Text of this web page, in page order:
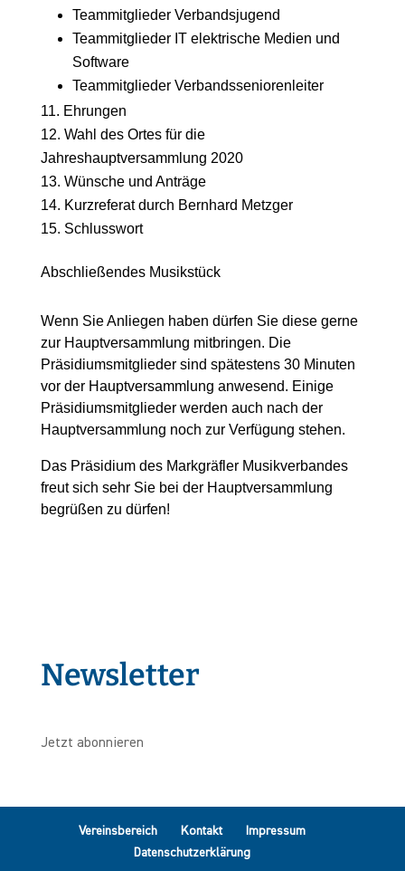
Teammitglieder Verbandsjugend
Teammitglieder IT elektrische Medien und
Software
Teammitglieder Verbandsseniorenleiter
Ehrungen
Wahl des Ortes für die
Jahreshauptversammlung 2020
Wünsche und Anträge
Kurzreferat durch Bernhard Metzger
Schlusswort
Abschließendes Musikstück
Wenn Sie Anliegen haben dürfen Sie diese gerne
zur Hauptversammlung mitbringen. Die
Präsidiumsmitglieder sind spätestens 30 Minuten
vor der Hauptversammlung anwesend. Einige
Präsidiumsmitglieder werden auch nach der
Hauptversammlung noch zur Verfügung stehen.
Das Präsidium des Markgräfler Musikverbandes
freut sich sehr Sie bei der Hauptversammlung
begrüßen zu dürfen!
Newsletter
Jetzt abonnieren
Vereinsbereich Kontakt
Impressum
Datenschutzerklärung